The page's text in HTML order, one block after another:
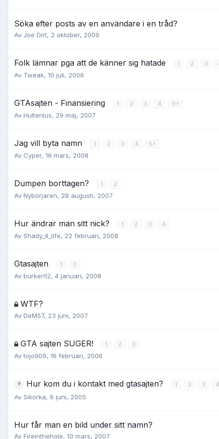
Söka efter posts av en användare i en tråd?
Av Joe Dirt, 2 oktober, 2009
Folk lämnar pga att de känner sig hatade 1 2 3
Av Tweak, 10 juli, 2006
GTAsajten - Finansiering 1 2 3 4 9
Av Hultenius, 29 maj, 2007
Jag vill byta namn 1 2 3 4 5
Av Cyper, 16 mars, 2008
Dumpen borttagen? 1 2
Av Nybörjaren, 28 augusti, 2007
Hur ändrar man sitt nick? 1 2 3 4
Av Shady_4_life, 22 februari, 2008
Gtasajten 1 2
Av burken12, 4 januari, 2008
WTF?
Av DeM57, 23 juni, 2007
GTA sajten SUGER! 1 2 3
Avtojo909, 16 februari, 2006
Hur kom du i kontakt med gtasajten? 1 2 3 4
Av Sikorka, 6 juni, 2005
Hur får man en bild under sitt namn?
Av Fireinthehole, 10 mars, 2007